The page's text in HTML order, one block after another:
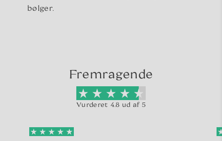
bølger.
Fremragende
Vurderet 4.8 ud af 5